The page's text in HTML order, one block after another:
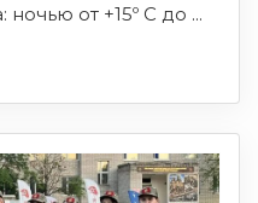
от +15º C до ...